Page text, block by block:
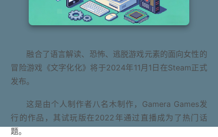
融合了语言解读、恐怖、逃脱游戏元素的面向女性的
冒险游戏《文字化化》将于2024年11月1日在Steam正式
发布。
这是由个人制作者八名木制作，Gamera Games发
行的作品，其试玩版在2022年通过直播成为了热门话
题。